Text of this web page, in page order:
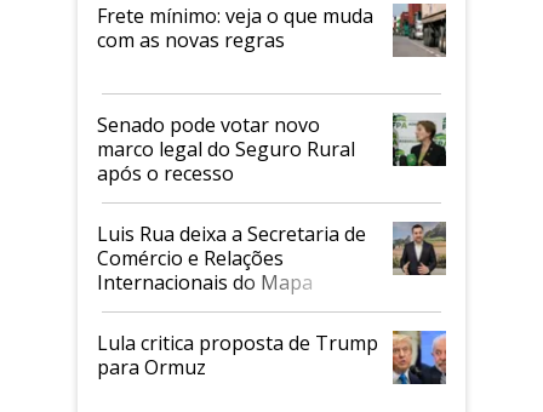
Frete mínimo: veja o que muda
com as novas regras
Senado pode votar novo
marco legal do Seguro Rural
após o recesso
Luis Rua deixa a Secretaria de
Comércio e Relações
Internacionais do Mapa
Lula critica proposta de Trump
para Ormuz